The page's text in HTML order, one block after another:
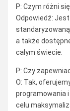
P: Czym różni
Odpowiedź:
a także
całym świecie.
P: Czy
O: Tak,
programowania
celu